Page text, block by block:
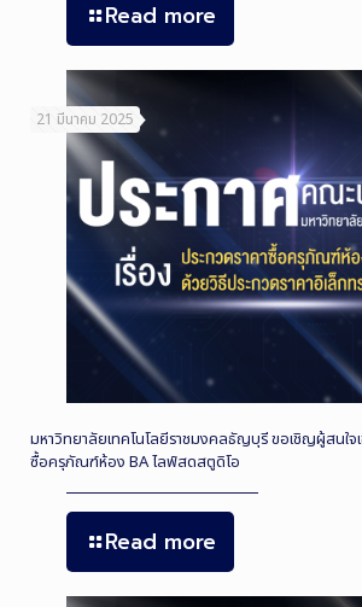
Read more
21 มีนาคม 2025
มหาวิทยาลัยเทคโนโลยีราชมงคลธัญบุรี ขอเชิญผู้สนใจเ
ซื้อครุภัณฑ์ห้อง BA ไลฟ์สดสตูดิโอ
Read more